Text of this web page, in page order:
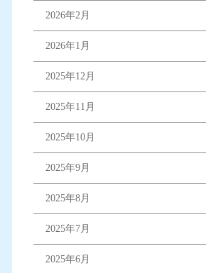
2026年2月
2026年1月
2025年12月
2025年11月
2025年10月
2025年9月
2025年8月
2025年7月
2025年6月